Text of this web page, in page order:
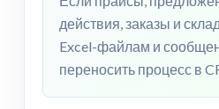
действия, заказы и
Excel-файлам и
переносить процесс в